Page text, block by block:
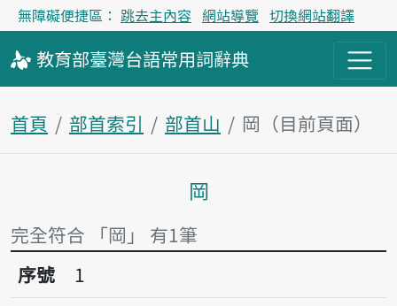
無障礙便捷區： 跳去主內容 網站導覽 切換網站翻譯
教育部臺灣台語常用詞辭典
首頁 部首索引 部首山 岡（目前頁面）
主內容區塊
岡
完全符合 「岡」 有1筆
序號1岡
序號
1